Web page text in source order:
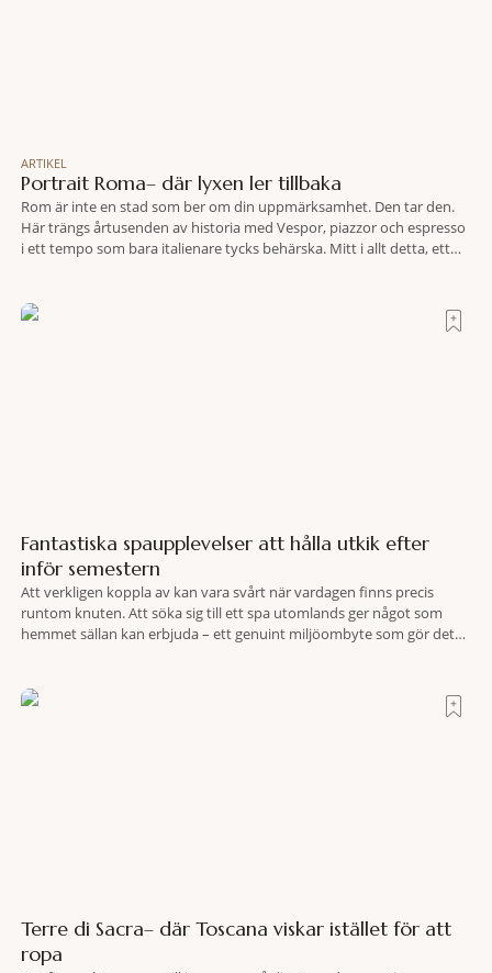
ARTIKEL
Portrait Roma– där lyxen ler tillbaka
Rom är inte en stad som ber om din uppmärksamhet. Den tar den.
Här trängs årtusenden av historia med Vespor, piazzor och espresso
i ett tempo som bara italienare tycks behärska. Mitt i allt detta, ett
Fantastiska spaupplevelser att hålla utkik efter
inför semestern
Att verkligen koppla av kan vara svårt när vardagen finns precis
runtom knuten. Att söka sig till ett spa utomlands ger något som
hemmet sällan kan erbjuda – ett genuint miljöombyte som gör det
Terre di Sacra– där Toscana viskar istället för att
ropa